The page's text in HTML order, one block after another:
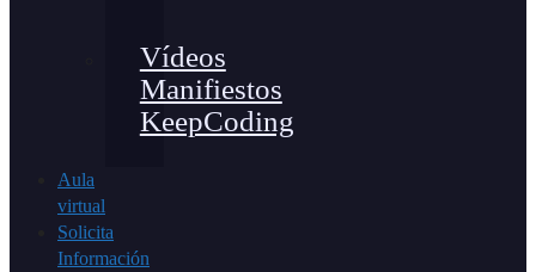
Vídeos
Manifiestos
KeepCoding
Aula
virtual
Solicita
Información